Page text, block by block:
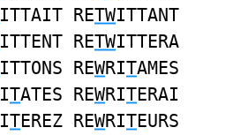
ITTAIT RETWITTANT
ITTENT RETWITTERA
ITTONS REWRITAMES
TATES REWRITERAI
TEREZ REWRITEURS